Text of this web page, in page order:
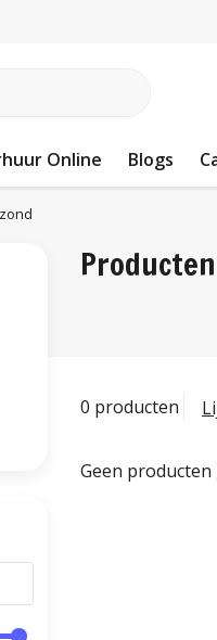
Online Blogs
0 producten
Geen producten